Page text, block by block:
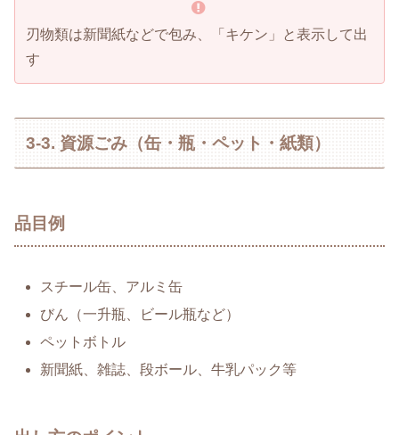
刃物類は新聞紙などで包み、「キケン」と表示して出
す
3-3. 資源ごみ（缶・瓶・ペット・紙類）
品目例
スチール缶、アルミ缶
びん（一升瓶、ビール瓶など）
ペットボトル
新聞紙、雑誌、段ボール、牛乳パック等